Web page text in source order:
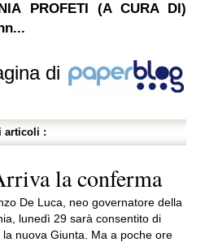
PROFETI (A CURA DI)
di
articoli :
la conferma
De Luca, neo governatore della
lunedì 29 sarà consentito di
nuova Giunta. Ma a poche ore